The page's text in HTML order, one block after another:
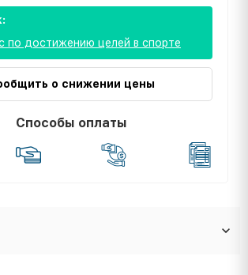
по достижению целей в спорте
о снижении цены
Способы оплаты